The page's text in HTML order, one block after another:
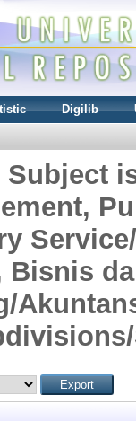
Digilib
Subject
Bisnis